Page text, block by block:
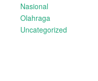
Nasional
Olahraga
Uncategorized